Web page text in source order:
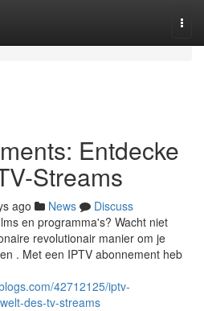
Entdecke
Streams
ago News
Discuss
en programma's? Wacht niet
revolutionair manier om je
. Met een IPTV abonnement heb
42712125/iptv-
des-tv-streams